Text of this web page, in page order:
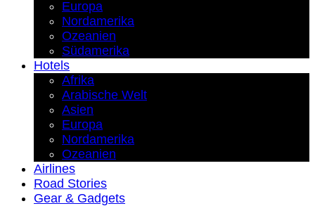
Europa
Nordamerika
Ozeanien
Südamerika
Hotels
Afrika
Arabische Welt
Asien
Europa
Nordamerika
Ozeanien
Airlines
Road Stories
Gear & Gadgets